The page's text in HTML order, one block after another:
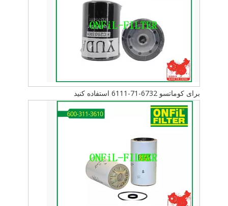
برای کوماتسو 6732-71-6111 استفاده کنید